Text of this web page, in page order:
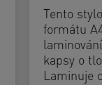
Tento
formátu
kapsy o
Laminuje